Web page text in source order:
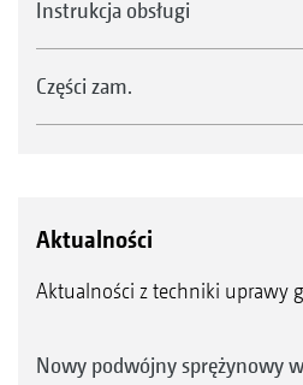
Instrukcja obsługi
Części zam.
Aktualności
Aktualności z techniki uprawy
Nowy podwójny sprężynowy